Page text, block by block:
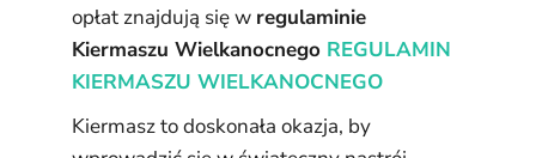
opłat znajdują się w regulaminie
Kiermaszu Wielkanocnego REGULAMIN
KIERMASZU WIELKANOCNEGO
Kiermasz to doskonała okazja, by